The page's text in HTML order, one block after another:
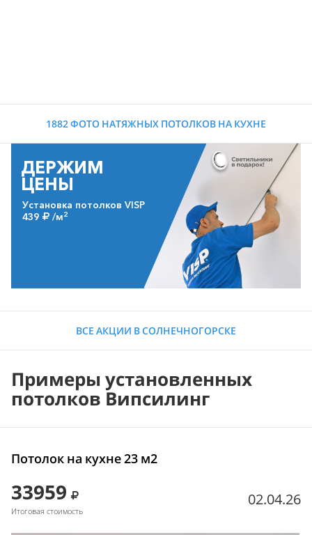
1882 ФОТО НАТЯЖНЫХ ПОТОЛКОВ НА КУХНЕ
ДЕРЖИМ
ЦЕНЫ
Установка потолков VISP
439
/м2
ВСЕ АКЦИИ В СОЛНЕЧНОГОРСКЕ
Примеры установленных
потолков Випсилинг
Потолок на кухне 23 м2
33959
Итоговая стоимость
02.04.26